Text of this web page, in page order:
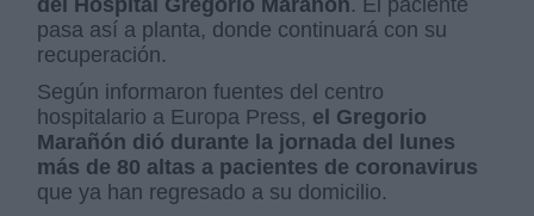
del Hospital Gregorio Marañón. El paciente
pasa así a planta, donde continuará con su
recuperación.
Según informaron fuentes del centro
hospitalario a Europa Press, el Gregorio
Marañón dió durante la jornada del lunes
más de 80 altas a pacientes de coronavirus
que ya han regresado a su domicilio.